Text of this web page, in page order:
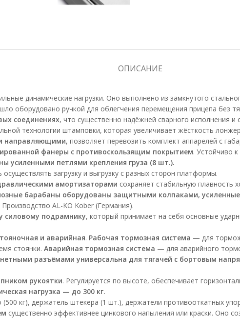
ОПИСАНИЕ
динамические нагрузки. Оно выполнено из замкнутого
оборудовано ручкой для облегчения перемещения прицепа без
соединениях, что существенно надёжней сварного исполнения и
технологии штамповки, которая увеличивает жёсткость
направляющими, позволяет перевозить комплект аппарелей с
фанеры с противоскользящим покрытием. Устойчиво
усиленными петлями крепления груза (8 шт.).
загрузку и выгрузку с разных сторон платформы.
амортизаторами сохраняет стабильную плавность
барабаны оборудованы защитными колпаками,
Производство AL-KO Kober (Германия).
силовому подрамнику, который принимает на себя основные
и аварийная. Рабочая тормозная система — для
стоянки. Аварийная тормозная система — для аварийного
разъёмами универсальна для тягачей с бортовым
рукоятки. Регулируется по высоте, обеспечивает
нагрузка — до 300 кг.
(500 кг), держатель штекера (1 шт.), держатели противооткатных
существенно эффективнее цинкового напыления или краски. Оно